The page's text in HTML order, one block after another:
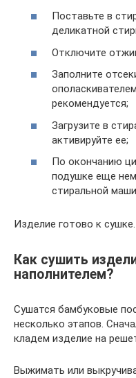
Поставьте в
деликатной
Отключите
Заполните
рекомендуется;
Загрузите в
активируйте ее;
По окончанию
подушке еще
стиральной
Изделие готово к сушке.
Как сушить
наполнителем?
Сушатся бамбуковые
несколько этапов.
кладем изделие на
Выжимать или